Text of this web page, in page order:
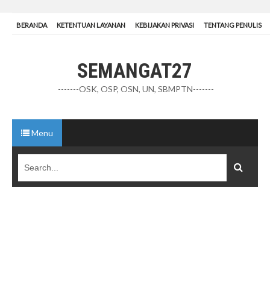
BERANDA KETENTUAN LAYANAN KEBIJAKAN PRIVASI TENTANG PENULIS
SEMANGAT27
-------OSK, OSP, OSN, UN, SBMPTN-------
Menu